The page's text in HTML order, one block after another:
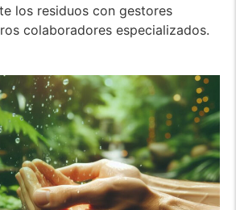
los residuos con gestores
colaboradores especializados.